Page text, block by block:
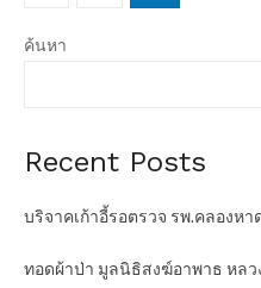
s
p
i
ค้นหา
Recent Posts
บริจาคเก้าอี้รอตรวจ รพ.คลองหา
ทอดผ้าป่า มูลนิธิสงฆ์อาพาธ หล